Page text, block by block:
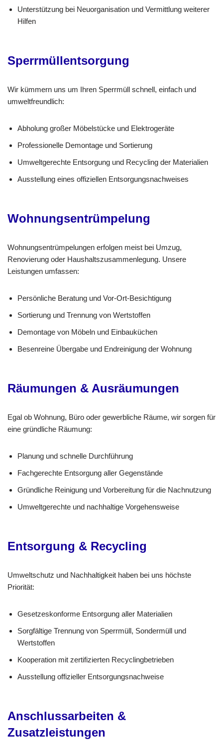
Unterstützung bei Neuorganisation und Vermittlung weiterer
Hilfen
Sperrmüllentsorgung
Wir kümmern uns um Ihren Sperrmüll schnell, einfach und
umweltfreundlich:
Abholung großer Möbelstücke und Elektrogeräte
Professionelle Demontage und Sortierung
Umweltgerechte Entsorgung und Recycling der Materialien
Ausstellung eines offiziellen Entsorgungsnachweises
Wohnungsentrümpelung
Wohnungsentrümpelungen erfolgen meist bei Umzug,
Renovierung oder Haushaltszusammenlegung. Unsere
Leistungen umfassen:
Persönliche Beratung und Vor-Ort-Besichtigung
Sortierung und Trennung von Wertstoffen
Demontage von Möbeln und Einbauküchen
Besenreine Übergabe und Endreinigung der Wohnung
Räumungen & Ausräumungen
Egal ob Wohnung, Büro oder gewerbliche Räume, wir sorgen für
eine gründliche Räumung:
Planung und schnelle Durchführung
Fachgerechte Entsorgung aller Gegenstände
Gründliche Reinigung und Vorbereitung für die Nachnutzung
Umweltgerechte und nachhaltige Vorgehensweise
Entsorgung & Recycling
Umweltschutz und Nachhaltigkeit haben bei uns höchste
Priorität:
Gesetzeskonforme Entsorgung aller Materialien
Sorgfältige Trennung von Sperrmüll, Sondermüll und
Wertstoffen
Kooperation mit zertifizierten Recyclingbetrieben
Ausstellung offizieller Entsorgungsnachweise
Anschlussarbeiten &
Zusatzleistungen